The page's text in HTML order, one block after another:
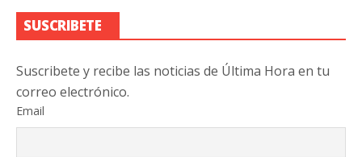
SUSCRIBETE
Suscribete y recibe las noticias de Última Hora en tu
correo electrónico.
Email